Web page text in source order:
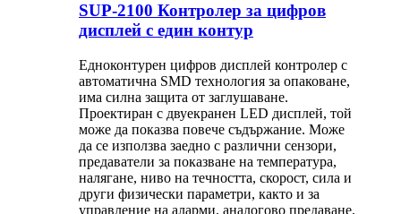
SUP-2100 Контролер за цифров
дисплей с един контур
Едноконтурен цифров дисплей контролер с
автоматична SMD технология за опаковане,
има силна защита от заглушаване.
Проектиран с двуекранен LED дисплей, той
може да показва повече съдържание. Може
да се използва заедно с различни сензори,
предаватели за показване на температура,
налягане, ниво на течността, скорост, сила и
други физически параметри, както и за
управление на аларми, аналогово предаване,